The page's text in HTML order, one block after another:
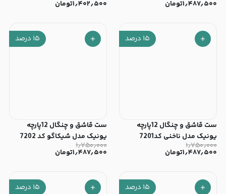
۱٫۴۸۷٫۵۰۰تومان ۱٫۴۰۲٫۵۰۰تومان
۱۵ درصد
ست قاشق و چنگال 12پارچه
یونیک مدل ناخنی کد7201
۱٫۷۵۰٫۰۰۰
۱٫۴۸۷٫۵۰۰تومان
۱۵ درصد
ست قاشق و چنگال 12پارچه
یونیک مدل شیکاگو کد 7202
۱٫۷۵۰٫۰۰۰
۱٫۴۸۷٫۵۰۰تومان
۱۵ درصد ۱۵ درصد